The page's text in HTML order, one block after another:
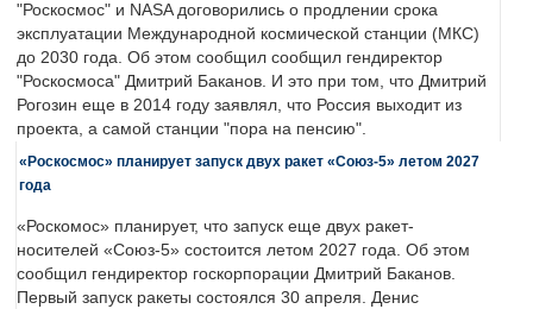
"Роскосмос" и NASA договорились о продлении срока
эксплуатации Международной космической станции (МКС)
до 2030 года. Об этом сообщил сообщил гендиректор
"Роскосмоса" Дмитрий Баканов. И это при том, что Дмитрий
Рогозин еще в 2014 году заявлял, что Россия выходит из
проекта, а самой станции "пора на пенсию".
«Роскосмос» планирует запуск двух ракет «Союз-5» летом 2027
года
«Роскомос» планирует, что запуск еще двух ракет-
носителей «Союз-5» состоится летом 2027 года. Об этом
сообщил гендиректор госкорпорации Дмитрий Баканов.
Первый запуск ракеты состоялся 30 апреля. Денис